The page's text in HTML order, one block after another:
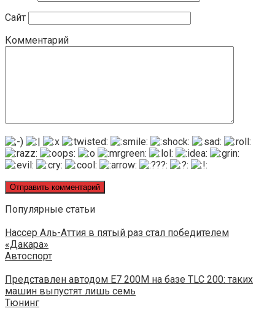
Сайт
Комментарий
Популярные статьи
Нассер Аль-Аттия в пятый раз стал победителем
«Дакара»
Автоспорт
Представлен автодом E7 200M на базе TLC 200: таких
машин выпустят лишь семь
Тюнинг